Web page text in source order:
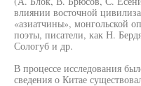
влиянии восточной
«азиатчины», монгольской
поэты, писатели, как Н.
Сологуб и др.
В процессе исследования
сведения о Китае